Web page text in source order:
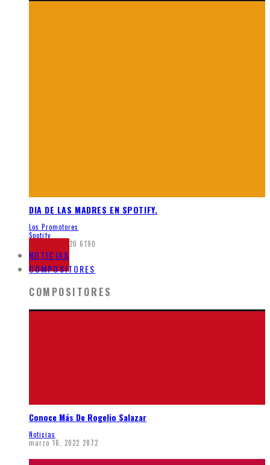
DIA DE LAS MADRES EN SPOTIFY.
Los Promotores
Spotify
mayo 26, 2020 6190
NOTICIAS
COMPOSITORES
COMPOSITORES
Conoce Más De Rogelio Salazar
Noticias
marzo 16, 2022 2872